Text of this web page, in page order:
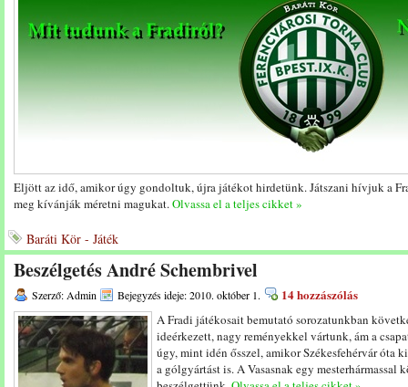
Eljött az idő, amikor úgy gondoltuk, újra játékot hirdetünk. Játszani hívjuk a
meg kívánják méretni magukat.Olvassa el a teljes cikket »
Baráti Kör - Játék
Beszélgetés André Schembrivel
Szerző: Admin Bejegyzés ideje: 2010. október 1. 14 hozzászólás
A Fradi játékosait bemutató sorozatunkban
ideérkezett, nagy reményekkel vártunk, ám a
úgy, mint idén ősszel, amikor Székesfehérvár óta
a gólgyártást is. A Vasasnak egy mesterhármassal